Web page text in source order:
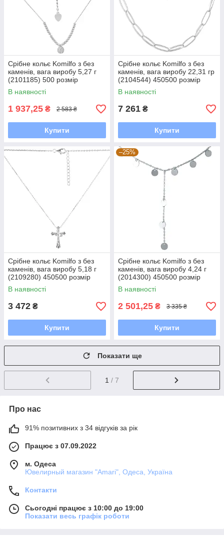
Срібне кольє Komilfo з без
каменів, вага виробу 5,27 г
(2101185) 500 розмір
В наявності
1 937,25 ₴ 2 583 ₴
Купити
Срібне кольє Komilfo з без
каменів, вага виробу 22,31 гр
(2104544) 450500 розмір
В наявності
7 261 ₴
Купити
Срібне кольє Komilfo з без
каменів, вага виробу 5,18 г
(2109280) 450500 розмір
В наявності
3 472 ₴
Купити
–25%
Срібне кольє Komilfo з без
каменів, вага виробу 4,24 г
(2014300) 450500 розмір
В наявності
2 501,25 ₴ 3 335 ₴
Купити
Показати ще
1 / 7
Про нас
91% позитивних з 34 відгуків за рік
Працює з 07.09.2022
м. Одеса
Ювелирный магазин "Amari", Одеса, Україна
Контакти
Сьогодні працює з 10:00 до 19:00
Показати весь графік роботи